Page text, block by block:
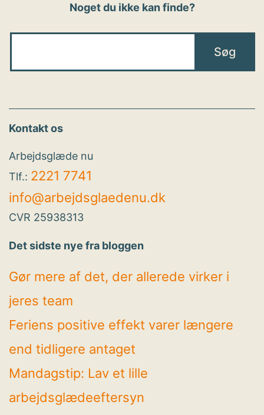
Noget du ikke kan finde?
Kontakt os
Arbejdsglæde nu
Tlf.: 2221 7741
info@arbejdsglaedenu.dk
CVR 25938313
Det sidste nye fra bloggen
Gør mere af det, der allerede virker i
jeres team
Feriens positive effekt varer længere
end tidligere antaget
Mandagstip: Lav et lille
arbejdsglædeeftersyn